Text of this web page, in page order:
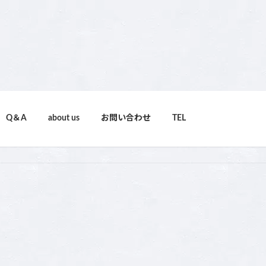
Q＆A about us お問い合わせ TEL